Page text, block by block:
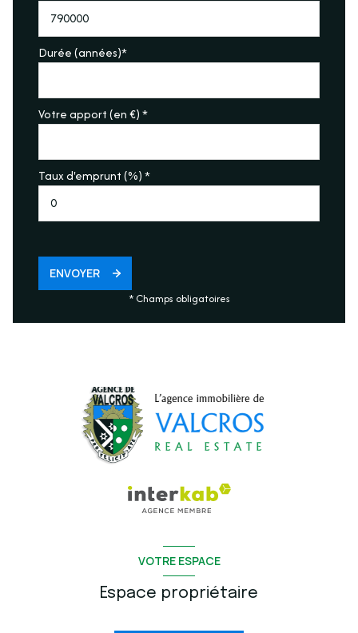
Durée (années)*
Votre apport (en €) *
Taux d'emprunt (%) *
ENVOYER
* Champs obligatoires
VOTRE ESPACE
Espace propriétaire